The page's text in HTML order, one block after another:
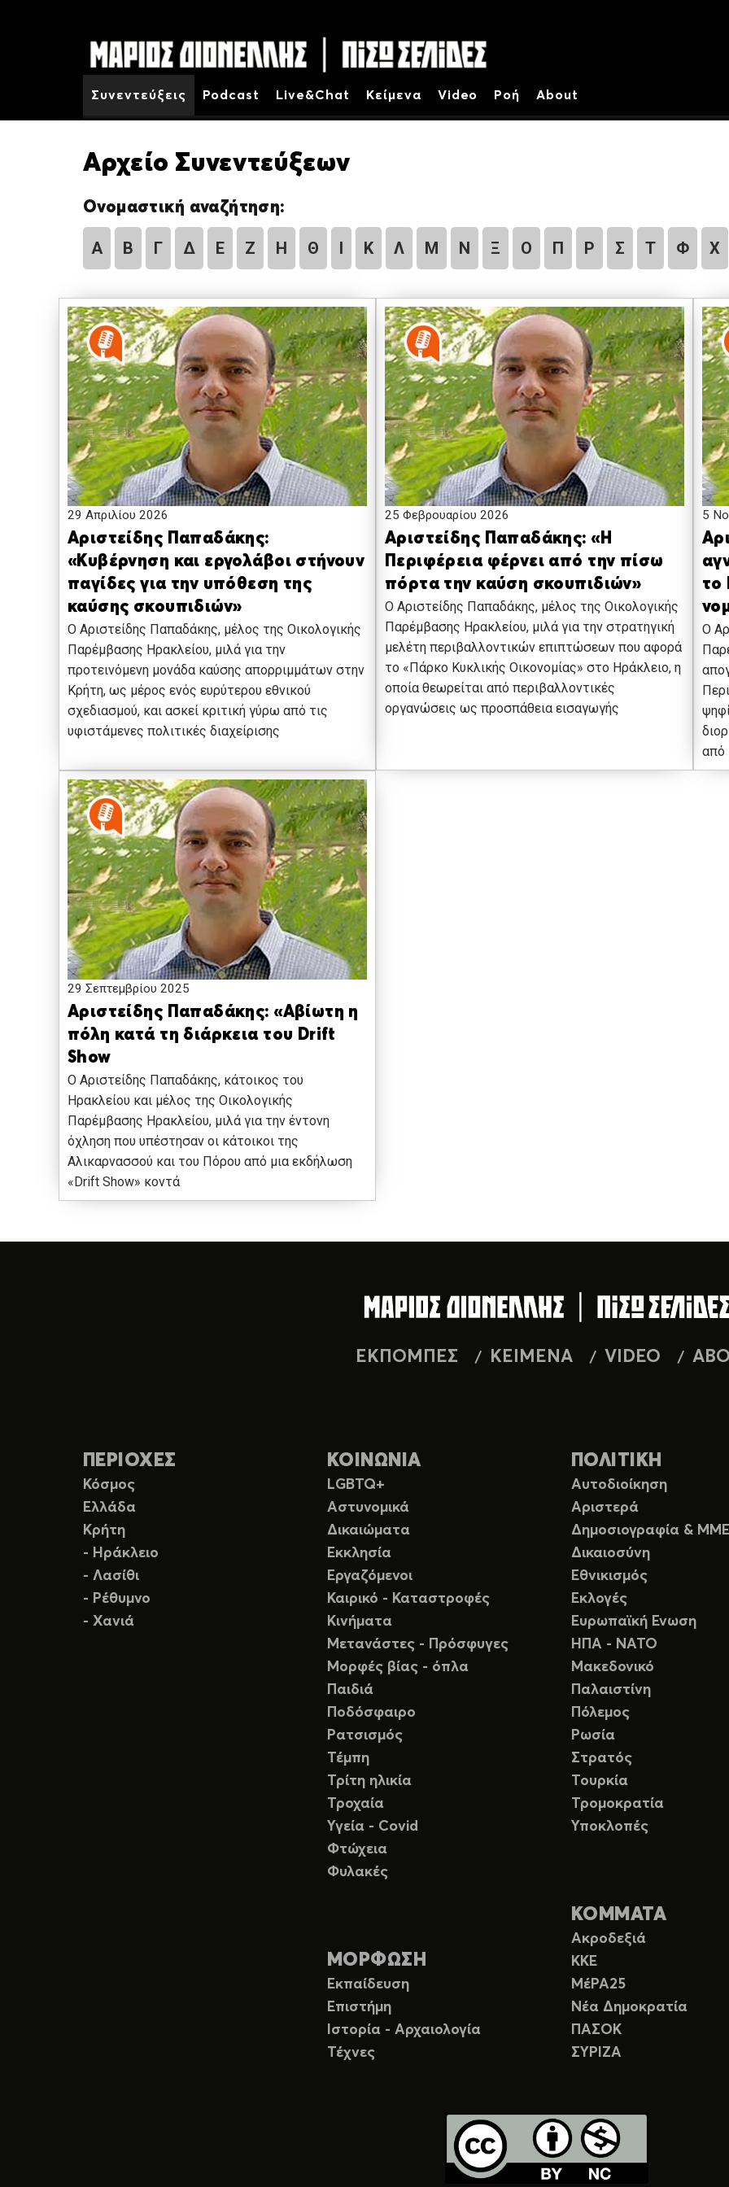
Συνεντεύξεις Podcast Live&Chat Κείμενα Video Ροή About
Αρχείο Συνεντεύξεων
Ονομαστική αναζήτηση:
Α Β Γ Δ Ε Ζ Η Θ Ι Κ Λ Μ Ν Ξ Ο Π Ρ Σ Τ Φ Χ
29 Απριλίου 2026
Αριστείδης Παπαδάκης:
«Κυβέρνηση και εργολάβοι στήνουν
παγίδες για την υπόθεση της
καύσης σκουπιδιών»
O Αριστείδης Παπαδάκης, μέλος της Οικολογικής
Παρέμβασης Ηρακλείου, μιλά για την
προτεινόμενη μονάδα καύσης απορριμμάτων στην
Κρήτη, ως μέρος ενός ευρύτερου εθνικού
σχεδιασμού, και ασκεί κριτική γύρω από τις
υφιστάμενες πολιτικές διαχείρισης
25 Φεβρουαρίου 2026
Αριστείδης Παπαδάκης: «Η
Περιφέρεια φέρνει από την πίσω
πόρτα την καύση σκουπιδιών»
Ο Αριστείδης Παπαδάκης, μέλος της Οικολογικής
Παρέμβασης Ηρακλείου, μιλά για την στρατηγική
μελέτη περιβαλλοντικών επιπτώσεων που αφορά
το «Πάρκο Κυκλικής Οικονομίας» στο Ηράκλειο, η
οποία θεωρείται από περιβαλλοντικές
οργανώσεις ως προσπάθεια εισαγωγής
5
το
Ο
από
29 Σεπτεμβρίου 2025
Αριστείδης Παπαδάκης: «Αβίωτη η
πόλη κατά τη διάρκεια του Drift
Show
O Αριστείδης Παπαδάκης, κάτοικος του
Ηρακλείου και μέλος της Οικολογικής
Παρέμβασης Ηρακλείου, μιλά για την έντονη
όχληση που υπέστησαν οι κάτοικοι της
Αλικαρνασσού και του Πόρου από μια εκδήλωση
«Drift Show» κοντά
ΕΚΠΟΜΠΕΣ ΚΕΙΜΕΝΑ VIDEO
ΠΕΡΙΟΧΕΣ
Κόσμος
Ελλάδα
Κρήτη
- Ηράκλειο
- Λασίθι
- Ρέθυμνο
- Χανιά
ΚΟΙΝΩΝΙΑ
LGBTQ+
Αστυνομικά
Δικαιώματα
Εκκλησία
Εργαζόμενοι
Καιρικό - Καταστροφές
Κινήματα
Μετανάστες - Πρόσφυγες
Μορφές βίας - όπλα
Παιδιά
Ποδόσφαιρο
Ρατσισμός
Τέμπη
Τρίτη ηλικία
Τροχαία
Υγεία - Covid
Φτώχεια
Φυλακές
ΜΟΡΦΩΣΗ
Εκπαίδευση
Επιστήμη
Ιστορία - Αρχαιολογία
Τέχνες
ΠΟΛΙΤΙΚΗ
Αυτοδιοίκηση
Αριστερά
Δημοσιογραφία & ΜΜΕ
Δικαιοσύνη
Εθνικισμός
Εκλογές
Ευρωπαϊκή Ενωση
ΗΠΑ - ΝΑΤΟ
Μακεδονικό
Παλαιστίνη
Πόλεμος
Ρωσία
Στρατός
Τουρκία
Τρομοκρατία
Υποκλοπές
ΚΟΜΜΑΤΑ
Ακροδεξιά
ΚΚΕ
ΜέΡΑ25
Νέα Δημοκρατία
ΠΑΣΟΚ
ΣΥΡΙΖΑ